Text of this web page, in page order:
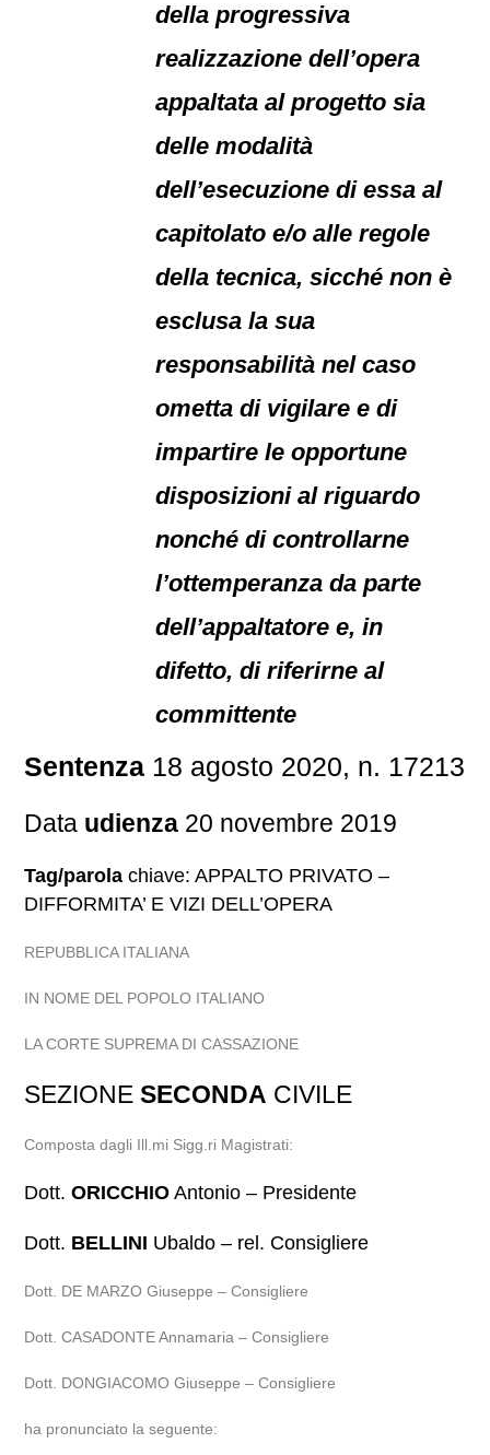
della progressiva
realizzazione dell’opera
appaltata al progetto sia
delle modalità
dell’esecuzione di essa al
capitolato e/o alle regole
della tecnica, sicché non è
esclusa la sua
responsabilità nel caso
ometta di vigilare e di
impartire le opportune
disposizioni al riguardo
nonché di controllarne
l’ottemperanza da parte
dell’appaltatore e, in
difetto, di riferirne al
committente
Sentenza 18 agosto 2020, n. 17213
Data udienza 20 novembre 2019
Tag/parola chiave: APPALTO PRIVATO –
DIFFORMITA’ E VIZI DELL’OPERA
REPUBBLICA ITALIANA
IN NOME DEL POPOLO ITALIANO
LA CORTE SUPREMA DI CASSAZIONE
SEZIONESECONDA CIVILE
Composta dagli Ill.mi Sigg.ri Magistrati:
Dott.ORICCHIO Antonio – Presidente
Dott. BELLINI Ubaldo – rel. Consigliere
Dott. DE MARZO Giuseppe – Consigliere
Dott. CASADONTE Annamaria – Consigliere
Dott. DONGIACOMO Giuseppe – Consigliere
ha pronunciato la seguente: